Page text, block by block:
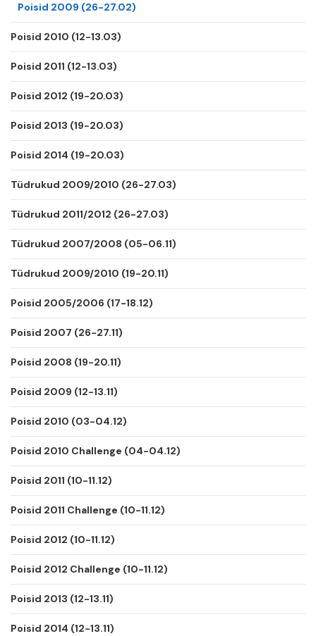
Poisid 2009 (26-27.02)
Poisid 2010 (12-13.03)
Poisid 2011 (12-13.03)
Poisid 2012 (19-20.03)
Poisid 2013 (19-20.03)
Poisid 2014 (19-20.03)
Tüdrukud 2009/2010 (26-27.03)
Tüdrukud 2011/2012 (26-27.03)
Tüdrukud 2007/2008 (05-06.11)
Tüdrukud 2009/2010 (19-20.11)
Poisid 2005/2006 (17-18.12)
Poisid 2007 (26-27.11)
Poisid 2008 (19-20.11)
Poisid 2009 (12-13.11)
Poisid 2010 (03-04.12)
Poisid 2010 Challenge (04-04.12)
Poisid 2011 (10-11.12)
Poisid 2011 Challenge (10-11.12)
Poisid 2012 (10-11.12)
Poisid 2012 Challenge (10-11.12)
Poisid 2013 (12-13.11)
Poisid 2014 (12-13.11)